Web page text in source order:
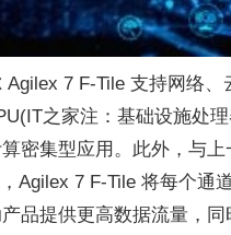
Agilex 7 F-Tile 支持网络、
之家注：基础设施处
密集型应用。此外，与上
Agilex 7 F-Tile 将每个通
品提供更高数据流量，